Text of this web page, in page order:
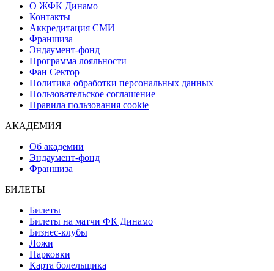
О ЖФК Динамо
Контакты
Аккредитация СМИ
Франшиза
Эндаумент-фонд
Программа лояльности
Фан Сектор
Политика обработки персональных данных
Пользовательское соглашение
Правила пользования cookie
АКАДЕМИЯ
Об академии
Эндаумент-фонд
Франшиза
БИЛЕТЫ
Билеты
Билеты на матчи ФК Динамо
Бизнес-клубы
Ложи
Парковки
Карта болельщика